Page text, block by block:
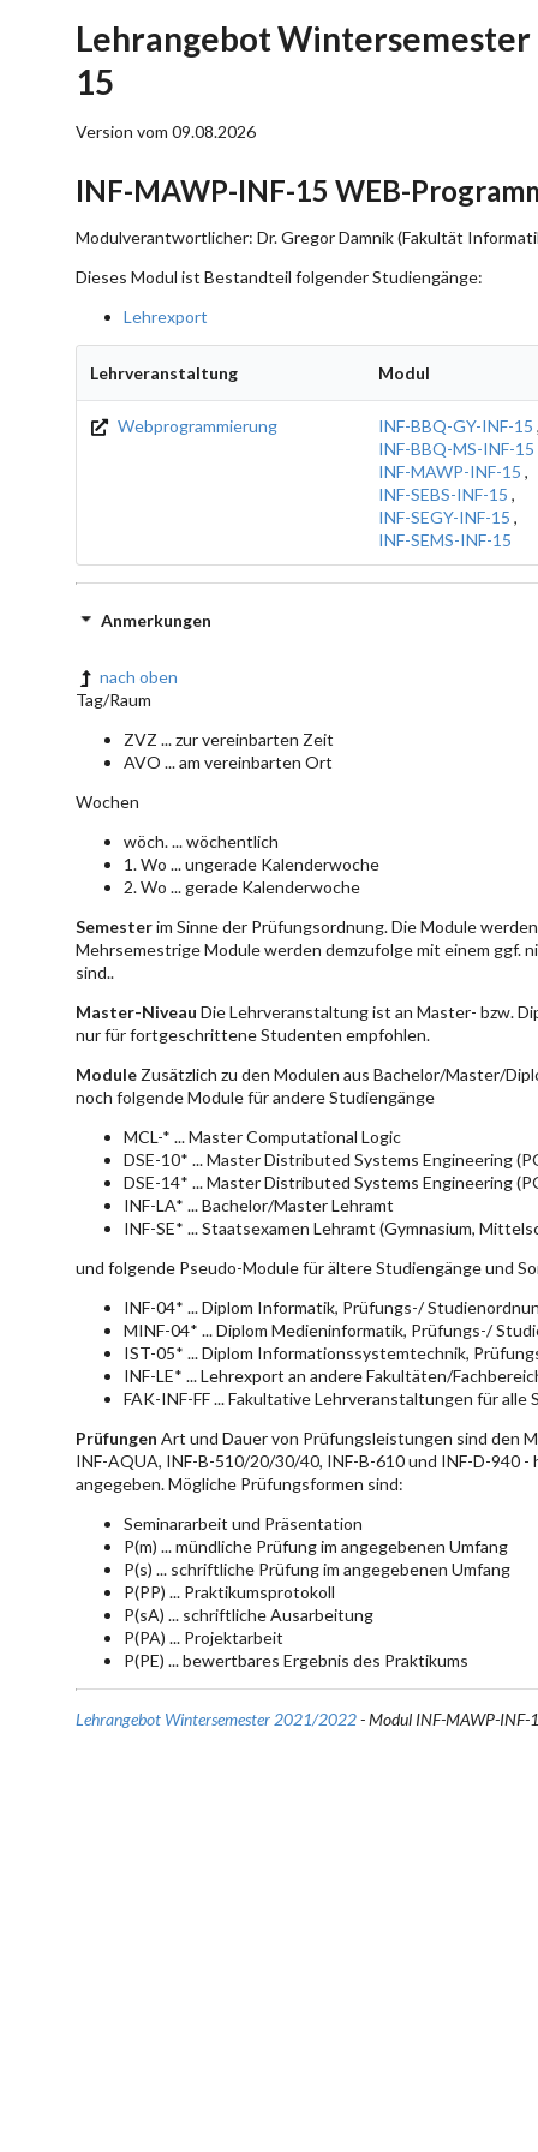
Lehrangebot
15
Version vom 09.08.2026
INF-MAWP-INF-15 WEB-
Modulverantwortlicher: Dr. Gregor Damnik (Fakultät
Dieses Modul ist Bestandteil folgender Studiengänge:
Lehrexport
Lehrveranstaltung Modul
Webprogrammierung INF-BBQ-GY-INF-15
INF-BBQ-MS-INF-15
INF-MAWP-INF-15 ,
INF-SEBS-INF-15 ,
INF-SEGY-INF-15 ,
INF-SEMS-INF-15
Anmerkungen
nach oben
Tag/Raum
ZVZ ... zur vereinbarten Zeit
AVO ... am vereinbarten Ort
Wochen
wöch. ... wöchentlich
1. Wo ... ungerade Kalenderwoche
2. Wo ... gerade Kalenderwoche
Semesterim Sinne der Prüfungsordnung. Die Module
Mehrsemestrige Module werden demzufolge mit einem ggf.
sind..
Master-Niveau Die Lehrveranstaltung ist an Master- bzw.
nur für fortgeschrittene Studenten empfohlen.
Module Zusätzlich zu den Modulen aus Bachelor/Master/
noch folgende Module für andere Studiengänge
MCL-* ... Master Computational Logic
DSE-10* ... Master Distributed Systems Engineering
DSE-14* ... Master Distributed Systems Engineering
INF-LA* ... Bachelor/Master Lehramt
INF-SE* ... Staatsexamen Lehramt (Gymnasium,
und folgende Pseudo-Module für ältere Studiengänge und
INF-04* ... Diplom Informatik, Prüfungs-/
MINF-04* ... Diplom Medieninformatik, Prüfungs-/
IST-05* ... Diplom Informationssystemtechnik,
INF-LE* ... Lehrexport an andere Fakultäten/
FAK-INF-FF ... Fakultative Lehrveranstaltungen für
Prüfungen Art und Dauer von Prüfungsleistungen sind den
INF-AQUA, INF-B-510/20/30/40, INF-B-610 und INF-D-940
angegeben. Mögliche Prüfungsformen sind:
Seminararbeit und Präsentation
P(m) ... mündliche Prüfung im angegebenen Umfang
P(s) ... schriftliche Prüfung im angegebenen Umfang
P(PP) ... Praktikumsprotokoll
P(sA) ... schriftliche Ausarbeitung
P(PA) ... Projektarbeit
P(PE) ... bewertbares Ergebnis des Praktikums
Lehrangebot Wintersemester 2021/2022- Modul INF-MAWP-INF-